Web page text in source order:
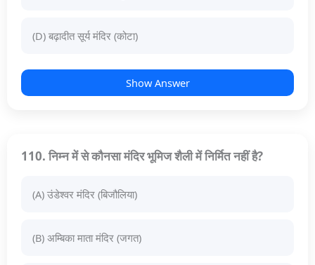
(D) बढ़ादीत सूर्य मंदिर (कोटा)
Show Answer
110. निम्न में से कौनसा मंदिर भूमिज शैली में निर्मित नहीं है?
(A) उंडेश्वर मंदिर (बिजौलिया)
(B) अम्बिका माता मंदिर (जगत)